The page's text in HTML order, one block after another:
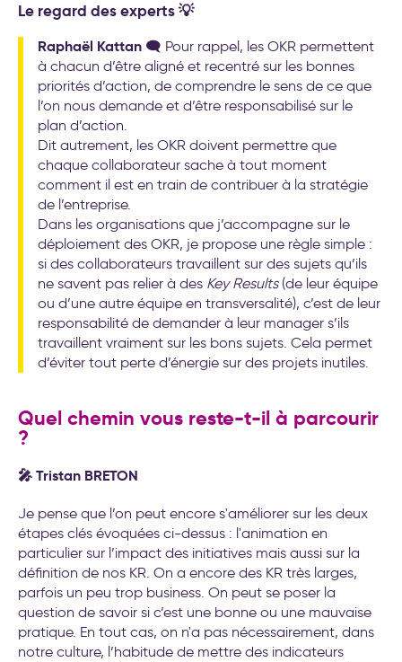
Le regard des experts 💡
Raphaël Kattan 🗨️ Pour rappel, les OKR permettent
à chacun d’être aligné et recentré sur les bonnes
priorités d’action, de comprendre le sens de ce que
l’on nous demande et d’être responsabilisé sur le
plan d’action.
Dit autrement, les OKR doivent permettre que
chaque collaborateur sache à tout moment
comment il est en train de contribuer à la stratégie
de l’entreprise.
Dans les organisations que j’accompagne sur le
déploiement des OKR, je propose une règle simple :
si des collaborateurs travaillent sur des sujets qu’ils
ne savent pas relier à des Key Results(de leur équipe
ou d’une autre équipe en transversalité), c’est de leur
responsabilité de demander à leur manager s’ils
travaillent vraiment sur les bons sujets. Cela permet
d’éviter tout perte d’énergie sur des projets inutiles.
Quel chemin vous reste-t-il à parcourir
?
🎤 Tristan BRETON
Je pense que l’on peut encore s'améliorer sur les deux
étapes clés évoquées ci-dessus : l'animation en
particulier sur l’impact des initiatives mais aussi sur la
définition de nos KR. On a encore des KR très larges,
parfois un peu trop business. On peut se poser la
question de savoir si c’est une bonne ou une mauvaise
pratique. En tout cas, on n'a pas nécessairement, dans
notre culture, l’habitude de mettre des indicateurs